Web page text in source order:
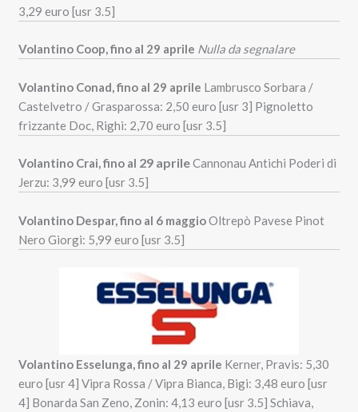
3,29 euro [usr 3.5]
Volantino Coop, fino al 29 aprile Nulla da segnalare
Volantino Conad, fino al 29 aprile Lambrusco Sorbara /
Castelvetro / Grasparossa: 2,50 euro [usr 3] Pignoletto
frizzante Doc, Righi: 2,70 euro [usr 3.5]
Volantino Crai, fino al 29 aprileCannonau Antichi Poderi di
Jerzu: 3,99 euro [usr 3.5]
Volantino Despar, fino al 6 maggioOltrepò Pavese Pinot
Nero Giorgi: 5,99 euro [usr 3.5]
Volantino Esselunga, fino al 29 aprile Kerner, Pravis: 5,30
euro [usr 4] Vipra Rossa / Vipra Bianca, Bigi: 3,48 euro [usr
4] Bonarda San Zeno, Zonin: 4,13 euro [usr 3.5] Schiava,